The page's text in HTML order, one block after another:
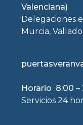
Valenciana)
Delegaciones
Murcia,
Horario 8:00 –
Servicios 24